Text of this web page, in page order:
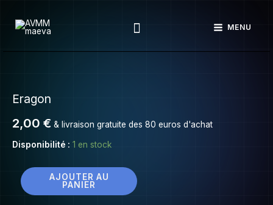
Rechercher MENU
Eragon
2,00 € & livraison gratuite des 80 euros d'achat
Disponibilité : 1 en stock
Eragon
AJOUTER AU
PANIER